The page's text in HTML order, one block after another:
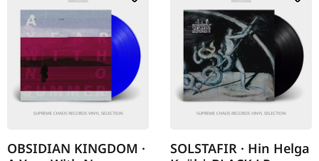
OBSIDIAN KINGDOM ·
SOLSTAFIR · Hin Helga